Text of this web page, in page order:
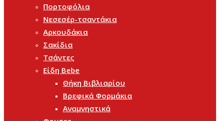
Πορτοφόλια
Νεσεσέρ-τσαντάκια
Αρκουδάκια
Σακίδια
Τσάντες
Είδη Bebe
Θήκη Βιβλιαρίου
Βρεφικά Φορμάκια
Αναμνηστικά